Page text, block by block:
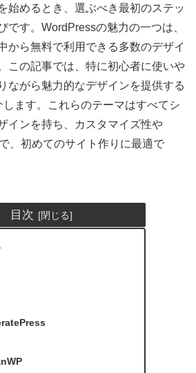
始めるとき、選ぶべき最初のステッ
です。WordPressの魅力の一つは、
から無料で利用できる多数のデザイ
この記事では、特に初心者に使いや
ながら魅力的なデザインを提供する
ます。これらのテーマはすべてシ
インを持ち、カスタマイズ性や
、初めてのサイト作りに最適で
目次